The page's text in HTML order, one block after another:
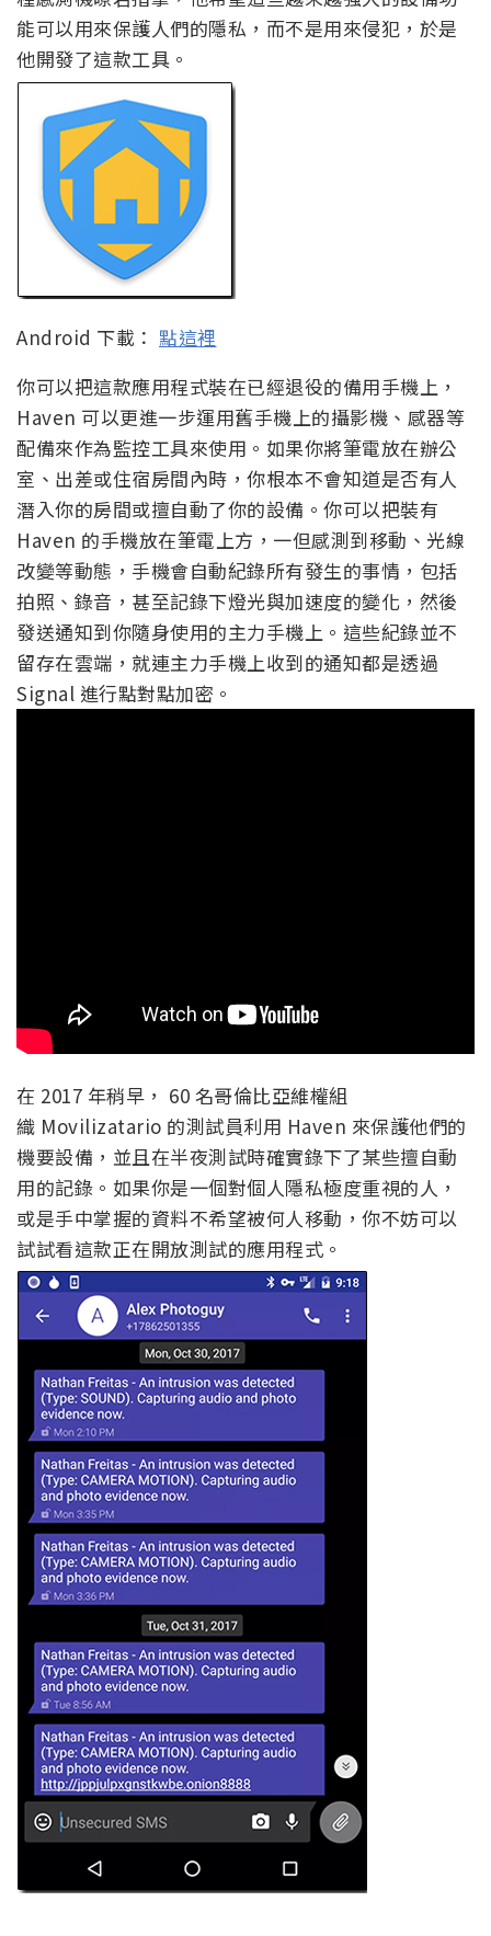
能可以用來保護人們的隱私，而不是用來侵犯，於是
他開發了這款工具。
Android 下載： 點這裡
你可以把這款應用程式裝在已經退役的備用手機上，
Haven 可以更進一步運用舊手機上的攝影機、感器等
配備來作為監控工具來使用。如果你將筆電放在辦公
室、出差或住宿房間內時，你根本不會知道是否有人
潛入你的房間或擅自動了你的設備。你可以把裝有
Haven 的手機放在筆電上方，一但感測到移動、光線
改變等動態，手機會自動紀錄所有發生的事情，包括
拍照、錄音，甚至記錄下燈光與加速度的變化，然後
發送通知到你隨身使用的主力手機上。這些紀錄並不
留存在雲端，就連主力手機上收到的通知都是透過
Signal 進行點對點加密。
在 2017 年稍早， 60 名哥倫比亞維權組
織 Movilizatario 的測試員利用 Haven 來保護他們的
機要設備，並且在半夜測試時確實錄下了某些擅自動
用的記錄。如果你是一個對個人隱私極度重視的人，
或是手中掌握的資料不希望被何人移動，你不妨可以
試試看這款正在開放測試的應用程式。